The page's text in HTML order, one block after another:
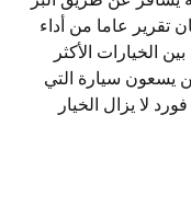
تقرير عاما من أداء
الخيارات الأكثر
يسعون سيارة التي
لا يزال الخيار